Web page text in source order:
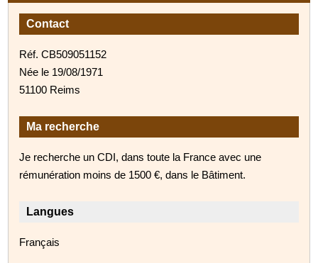
Contact
Réf. CB509051152
Née le 19/08/1971
51100 Reims
Ma recherche
Je recherche un CDI, dans toute la France avec une
rémunération moins de 1500 €, dans le Bâtiment.
Langues
Français